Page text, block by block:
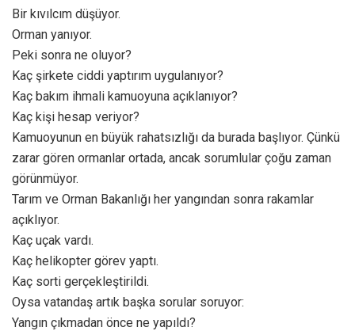
Bir kıvılcım düşüyor.
Orman yanıyor.
Peki sonra ne oluyor?
Kaç şirkete ciddi yaptırım uygulanıyor?
Kaç bakım ihmali kamuoyuna açıklanıyor?
Kaç kişi hesap veriyor?
Kamuoyunun en büyük rahatsızlığı da burada başlıyor. Çünkü
zarar gören ormanlar ortada, ancak sorumlular çoğu zaman
görünmüyor.
Tarım ve Orman Bakanlığı her yangından sonra rakamlar
açıklıyor.
Kaç uçak vardı.
Kaç helikopter görev yaptı.
Kaç sorti gerçekleştirildi.
Oysa vatandaş artık başka sorular soruyor:
Yangın çıkmadan önce ne yapıldı?